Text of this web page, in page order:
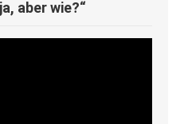
aber wie?“